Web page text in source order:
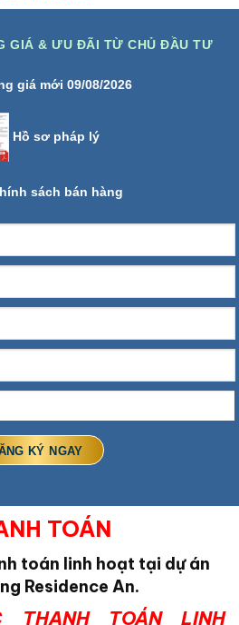
GIÁ & ƯU ĐÃI TỪ CHỦ ĐẦU TƯ
giá mới 09/08/2026
Hồ sơ pháp lý
sách bán hàng
TOÁN
toán linh hoạt tại dự án
Residence An.
THANH TOÁN LINH